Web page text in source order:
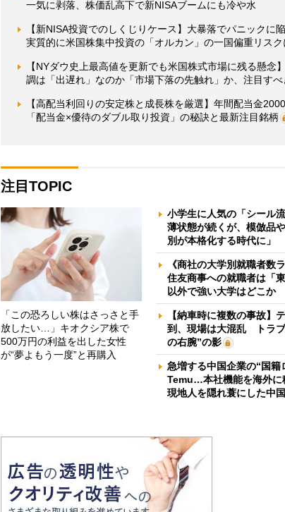
一気に剥落、株価乱高下で新NISAブームにも冷や水
【新NISA投資でのしくじりケース】大暴落でパニック
実質的に米国株集中投資の「オルカン」の一国偏重リス
【NYダウ史上最高値を更新でも米国株式市場に残る懸念
調は「出遅れ」なのか「市場下落の先触れ」か、注目す
【高配当利回りの安定株と成長株を厳選】年間配当金
「配当金×優待のダブル取り投資」の秘訣と最新注目銘柄
注目TOPIC
「この恐ろしい株はさっさと手
放したい…」キオクシア株で
500万円の利益を出した女性
が“夢よもう一度”と再購入
小学生に人気の「シール
薄状態が続くが、模倣品
別が本格化する時代に」
《商社の大学別就職者数
住友商事への就職者は「
以外で強い大学はどこか
【納車時に複数の事故】
到、現場は大混乱 トラ
の右腕”の影
急増する中国企業の“国
Temu…本社機能を海外
現地人を隠れ蓑にした中